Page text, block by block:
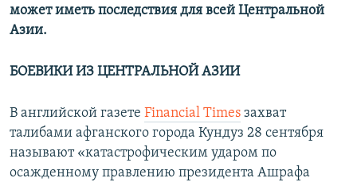
может иметь последствия для всей Центральной
Азии.
БОЕВИКИ ИЗ ЦЕНТРАЛЬНОЙ АЗИИ
В английской газете Financial Times захват
талибами афганского города Кундуз 28 сентября
называют «катастрофическим ударом по
осажденному правлению президента Ашрафа